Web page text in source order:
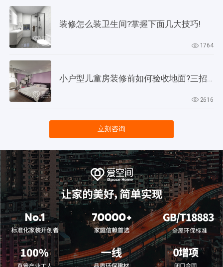
装修怎么装卫生间?掌握下面几大技巧!
1764
2616
立刻咨询